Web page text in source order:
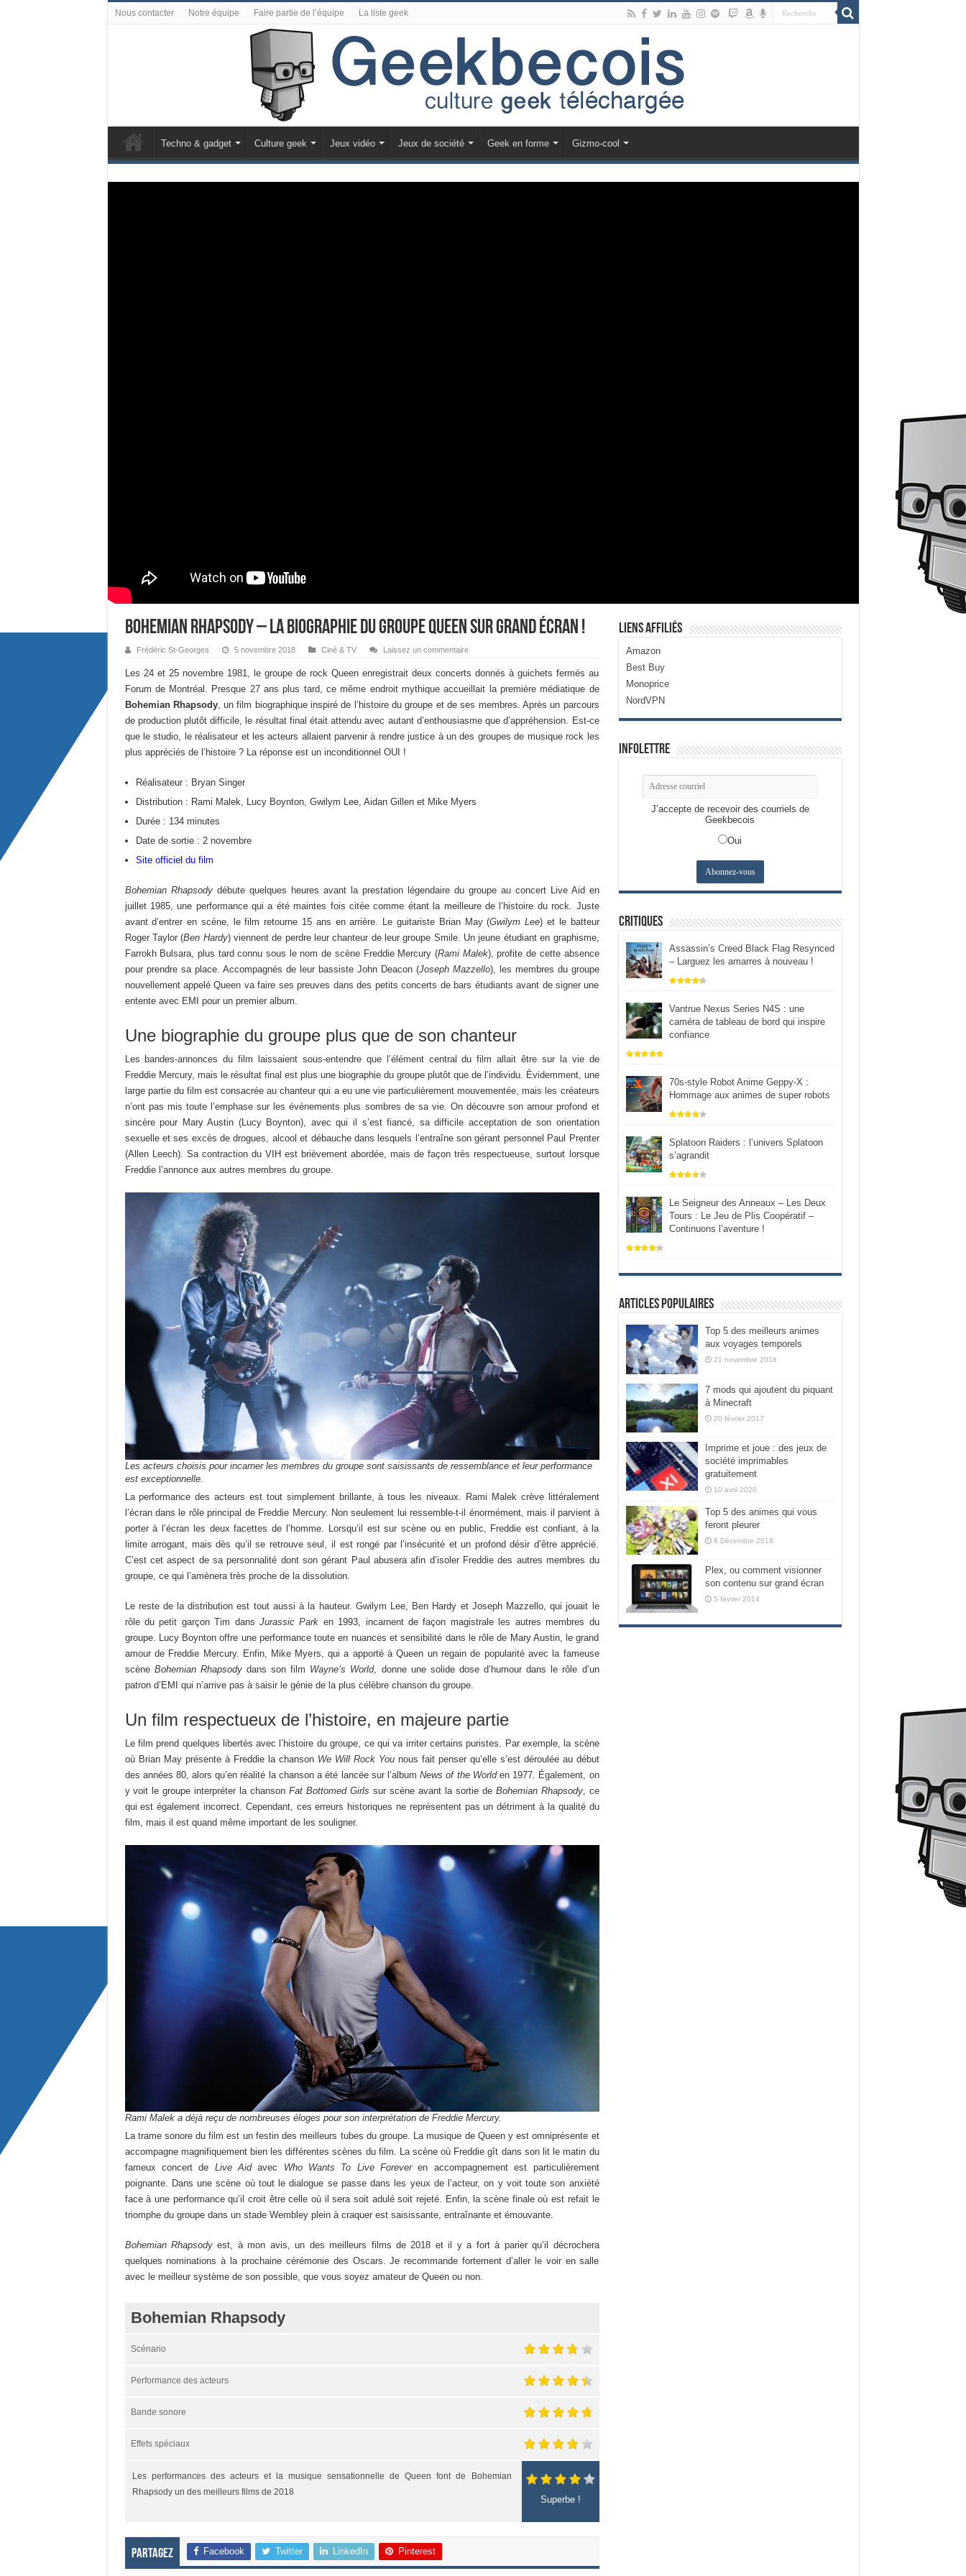
Nous contacter Notre équipe Faire partie de l’équipe La liste geek
Techno & gadget Culture geek Jeux vidéo Jeux de société Geek en forme Gizmo-cool
Bohemian Rhapsody – La biographie du groupe Queen sur grand écran !
Frédéric St-Georges 5 novembre 2018 Ciné & TV Laissez un commentaire
Les 24 et 25 novembre 1981, le groupe de rock Queen enregistrait deux concerts donnés à guichets fermés au
Forum de Montréal. Presque 27 ans plus tard, ce même endroit mythique accueillait la première médiatique de
Bohemian Rhapsody, un film biographique inspiré de l’histoire du groupe et de ses membres. Après un parcours
de production plutôt difficile, le résultat final était attendu avec autant d’enthousiasme que d’appréhension. Est-ce
que le studio, le réalisateur et les acteurs allaient parvenir à rendre justice à un des groupes de musique rock les
plus appréciés de l’histoire ? La réponse est un inconditionnel OUI !
Réalisateur : Bryan Singer
Distribution : Rami Malek, Lucy Boynton, Gwilym Lee, Aidan Gillen et Mike Myers
Durée : 134 minutes
Date de sortie : 2 novembre
Site officiel du film
Bohemian Rhapsodydébute quelques heures avant la prestation légendaire du groupe au concert Live Aid en
juillet 1985, une performance qui a été maintes fois citée comme étant la meilleure de l’histoire du rock. Juste
avant d’entrer en scène, le film retourne 15 ans en arrière. Le guitariste Brian May (Gwilym Lee) et le batteur
Roger Taylor (Ben Hardy) viennent de perdre leur chanteur de leur groupe Smile. Un jeune étudiant en graphisme,
Farrokh Bulsara, plus tard connu sous le nom de scène Freddie Mercury (Rami Malek), profite de cette absence
pour prendre sa place. Accompagnés de leur bassiste John Deacon (Joseph Mazzello), les membres du groupe
nouvellement appelé Queen va faire ses preuves dans des petits concerts de bars étudiants avant de signer une
entente avec EMI pour un premier album.
Une biographie du groupe plus que de son chanteur
Les bandes-annonces du film laissaient sous-entendre que l’élément central du film allait être sur la vie de
Freddie Mercury, mais le résultat final est plus une biographie du groupe plutôt que de l’individu. Évidemment, une
large partie du film est consacrée au chanteur qui a eu une vie particulièrement mouvementée, mais les créateurs
n’ont pas mis toute l’emphase sur les événements plus sombres de sa vie. On découvre son amour profond et
sincère pour Mary Austin (Lucy Boynton), avec qui il s’est fiancé, sa difficile acceptation de son orientation
sexuelle et ses excès de drogues, alcool et débauche dans lesquels l’entraîne son gérant personnel Paul Prenter
(Allen Leech). Sa contraction du VIH est brièvement abordée, mais de façon très respectueuse, surtout lorsque
Freddie l’annonce aux autres membres du groupe.
Les acteurs choisis pour incarner les membres du groupe sont saisissants de ressemblance et leur performance
est exceptionnelle.
La performance des acteurs est tout simplement brillante, à tous les niveaux. Rami Malek crève littéralement
l’écran dans le rôle principal de Freddie Mercury. Non seulement lui ressemble-t-il énormément, mais il parvient à
porter à l’écran les deux facettes de l’homme. Lorsqu’il est sur scène ou en public, Freddie est confiant, à la
limite arrogant, mais dès qu’il se retrouve seul, il est rongé par l’insécurité et un profond désir d’être apprécié.
C’est cet aspect de sa personnalité dont son gérant Paul abusera afin d’isoler Freddie des autres membres du
groupe, ce qui l’amènera très proche de la dissolution.
Le reste de la distribution est tout aussi à la hauteur. Gwilym Lee, Ben Hardy et Joseph Mazzello, qui jouait le
rôle du petit garçon Tim dans Jurassic Park en 1993, incarnent de façon magistrale les autres membres du
groupe. Lucy Boynton offre une performance toute en nuances et sensibilité dans le rôle de Mary Austin, le grand
amour de Freddie Mercury. Enfin, Mike Myers, qui a apporté à Queen un regain de popularité avec la fameuse
scène Bohemian Rhapsodydans son film Wayne’s World, donne une solide dose d’humour dans le rôle d’un
patron d’EMI qui n’arrive pas à saisir le génie de la plus célèbre chanson du groupe.
Un film respectueux de l’histoire, en majeure partie
Le film prend quelques libertés avec l’histoire du groupe, ce qui va irriter certains puristes. Par exemple, la scène
où Brian May présente à Freddie la chanson We Will Rock Younous fait penser qu’elle s’est déroulée au début
des années 80, alors qu’en réalité la chanson a été lancée sur l’albumNews of the Worlden 1977. Également, on
y voit le groupe interpréter la chansonFat Bottomed Girls sur scène avant la sortie de Bohemian Rhapsody, ce
qui est également incorrect. Cependant, ces erreurs historiques ne représentent pas un détriment à la qualité du
film, mais il est quand même important de les souligner.
Rami Malek a déjà reçu de nombreuses éloges pour son interprétation de Freddie Mercury.
La trame sonore du film est un festin des meilleurs tubes du groupe. La musique de Queen y est omniprésente et
accompagne magnifiquement bien les différentes scènes du film. La scène où Freddie gît dans son lit le matin du
fameux concert de Live Aidavec Who Wants To Live Foreveren accompagnement est particulièrement
poignante. Dans une scène où tout le dialogue se passe dans les yeux de l’acteur, on y voit toute son anxiété
face à une performance qu’il croit être celle où il sera soit adulé soit rejeté. Enfin, la scène finale où est refait le
triomphe du groupe dans un stade Wembley plein à craquer est saisissante, entraînante et émouvante.
Bohemian Rhapsodyest, à mon avis, un des meilleurs films de 2018 et il y a fort à parier qu’il décrochera
quelques nominations à la prochaine cérémonie des Oscars. Je recommande fortement d’aller le voir en salle
avec le meilleur système de son possible, que vous soyez amateur de Queen ou non.
Bohemian Rhapsody
Scénario
Performance des acteurs
Bande sonore
Effets spéciaux
Superbe !
Les performances des acteurs et la musique sensationnelle de Queen font de Bohemian
Rhapsody un des meilleurs films de 2018
Partagez Facebook Twitter LinkedIn Pinterest
Liens Affiliés
Amazon
Best Buy
Monoprice
NordVPN
Infolettre
J’accepte de recevoir des courriels de
Geekbecois
Oui
Critiques
Assassin’s Creed Black Flag Resynced
– Larguez les amarres à nouveau !
Vantrue Nexus Series N4S : une
caméra de tableau de bord qui inspire
confiance
70s-style Robot Anime Geppy-X :
Hommage aux animes de super robots
Splatoon Raiders : l’univers Splatoon
s’agrandit
Le Seigneur des Anneaux – Les Deux
Tours : Le Jeu de Plis Coopératif –
Continuons l’aventure !
Articles populaires
Top 5 des meilleurs animes
aux voyages temporels
21 novembre 2018
7 mods qui ajoutent du piquant
à Minecraft
20 février 2017
Imprime et joue : des jeux de
société imprimables
gratuitement
10 avril 2020
Top 5 des animes qui vous
feront pleurer
8 Décembre 2018
Plex, ou comment visionner
son contenu sur grand écran
5 février 2014